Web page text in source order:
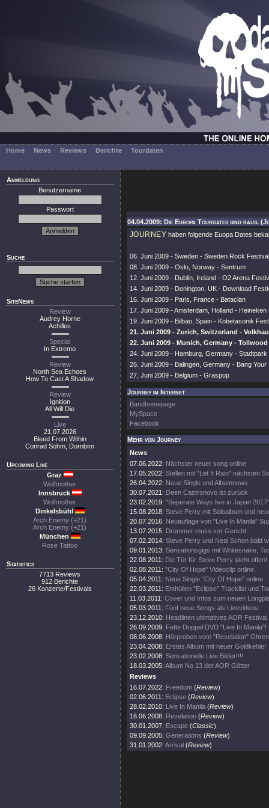
Home News Reviews Berichte Tourdaten
Anmeldung
Benutzername
Passwort
Suche
SiteNews
Review
Audrey Horne
Achilles
Special
In Extremo
Review
North Sea Echoes
How To Cast A Shadow
Review
Ignition
All Will Die
Live
21.07.2026
Bleed From Within
Conrad Sohm, Dornbirn
Upcoming Live
Graz
Wolfmother
Innsbruck
Wolfmother
Dinkelsbühl
Arch Enemy (+21)
Arch Enemy (+21)
München
Rose Tattoo
Statistics
7713 Reviews
912 Berichte
26 Konzerte/Festivals
04.04.2009: Die Europa Tourdates sind raus.
JOURNEY haben folgende Euopa Dates
06. Juni 2009 - Sweden - Sweden Rock Festival
08. Juni 2009 - Oslo, Norway - Sentrum
12. Juni 2009 - Dublin, Ireland - O2 Arena
14. Juni 2009 - Donington, UK - Download
16. Juni 2009 - Paris, France - Bataclan
17. Juni 2009 - Amsterdam, Holland - Heineken
19. Juni 2009 - Bilbao, Spain - Kobetasonik
21. Juni 2009 - Zurich, Switzerland -
22. Juni 2009 - Munich, Germany -
24. Juni 2009 - Hamburg, Germany - Stadtpark
26. Juni 2009 - Balingen, Germany - Bang Your
27, Juni 2009 - Belgium - Graspop
Journey im Internet
Bandhomepage
MySpace
Facebook
Mehr von Journey
News
07.06.2022: Nächster neuer song online
17.05.2022: Stellen mit "Let It Rain" nächsten
26.04.2022: Neue Single und Albumnews
30.07.2021: Deen Castronovo ist zurück
23.02.2019: "Seperate Ways live in Japan 2017"
15.08.2018: Steve Perry mit Soloalbum und
20.07.2016: Neuauflage von "Live In Manila"
13.07.2015: Drummer muss vor Gericht
07.02.2014: Steve Perry und Neal Schon bald
09.01.2013: Sensationsgigs mit Whitesnake,
22.08.2011: Die Tür für Steve Perry steht offen!
02.08.2011: "City Of Hope" Videoclip online.
05.04.2011: Neue Single "City Of Hope" online.
22.03.2011: Enthüllen "Eclipse" Tracklist und
11.03.2011: Cover und Infos zum neuen
05.03.2011: Fünf neue Songs als Livevideos.
23.12.2010: Headlinen ultimatives AOR Festival
26.09.2009: Fette Doppel DVD "Live In Manila"!
08.06.2008: Hörproben vom "Revelation"
23.04.2008: Erstes Album mit neuer Goldkehle!
23.02.2008: Sensationelle Live Bilder!!!!
18.03.2005: Album No 13 der AOR Götter
Reviews
16.07.2022: Freedom (Review)
02.06.2011: Eclipse (Review)
28.02.2010: Live In Manila (Review)
16.06.2008: Revelation (Review)
30.01.2007: Escape (Classic)
09.09.2005: Generations (Review)
31.01.2002: Arrival (Review)